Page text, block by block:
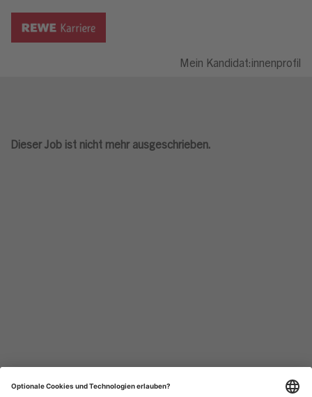
Mein Kandidat:innenprofil
Dieser Job ist nicht mehr ausgeschrieben.